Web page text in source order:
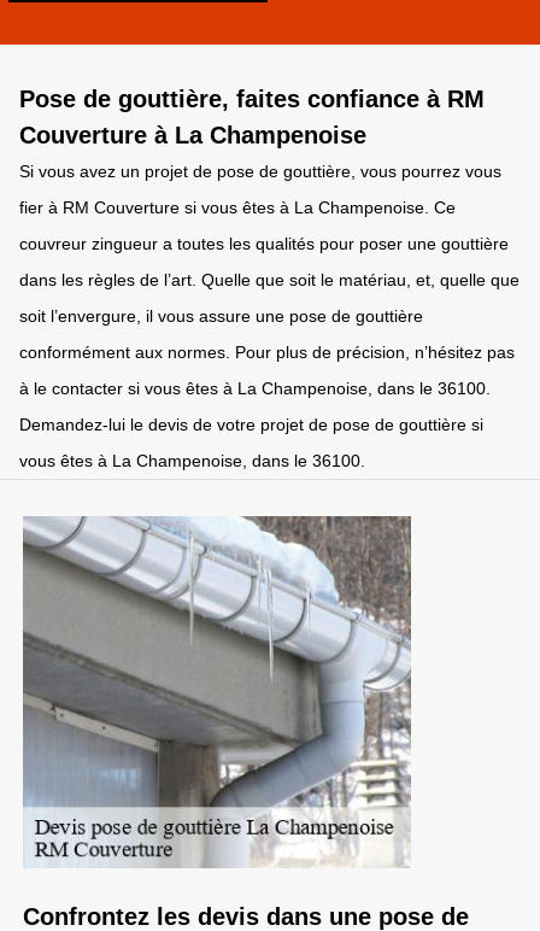
Pose de gouttière, faites confiance à RM
Couverture à La Champenoise
Si vous avez un projet de pose de gouttière, vous pourrez vous
fier à RM Couverture si vous êtes à La Champenoise. Ce
couvreur zingueur a toutes les qualités pour poser une gouttière
dans les règles de l’art. Quelle que soit le matériau, et, quelle que
soit l’envergure, il vous assure une pose de gouttière
conformément aux normes. Pour plus de précision, n’hésitez pas
à le contacter si vous êtes à La Champenoise, dans le 36100.
Demandez-lui le devis de votre projet de pose de gouttière si
vous êtes à La Champenoise, dans le 36100.
Confrontez les devis dans une pose de